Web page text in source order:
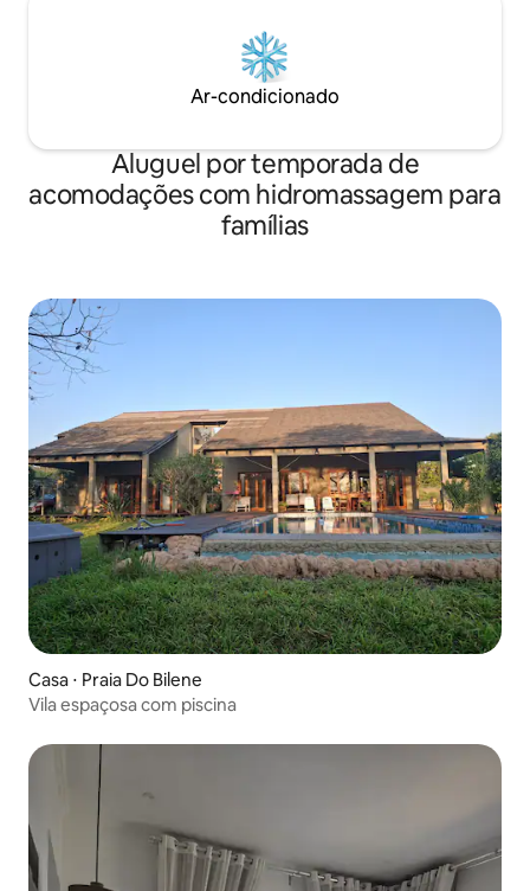
Ar-condicionado
Aluguel por temporada de
acomodações com hidromassagem para
famílias
Casa ⋅ Praia Do Bilene
Vila espaçosa com piscina